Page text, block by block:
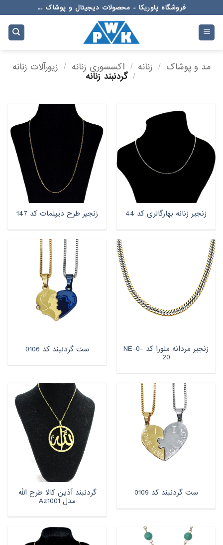
to
content
فروشگاه پاوریکا - محصولات دیجیتال و پوشاک ...
مد و پوشاک / زنانه / اکسسوری زنانه / زیورآلات زنانه
/ گردنبند زنانه
زنجیر زنانه بهارگالری کد 44 زنجیر طرح دیپلمات کد 147
زنجیر مردانه ملورا کد NE-0-
20
ست گردنبند کد 0106
ست گردنبند کد 0109 گردنبند آذین کالا طرح الله
مدل Az1001